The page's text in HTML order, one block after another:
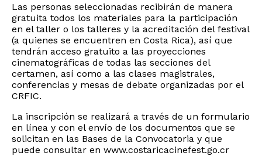
Las personas seleccionadas recibirán de manera
gratuita todos los materiales para la participación
en el taller o los talleres y la acreditación del festival
(a quienes se encuentren en Costa Rica), así que
tendrán acceso gratuito a las proyecciones
cinematográficas de todas las secciones del
certamen, así como a las clases magistrales,
conferencias y mesas de debate organizadas por el
CRFIC.
La inscripción se realizará a través de un formulario
en línea y con el envío de los documentos que se
solicitan en las Bases de la Convocatoria y que
puede consultar en www.costaricacinefest.go.cr